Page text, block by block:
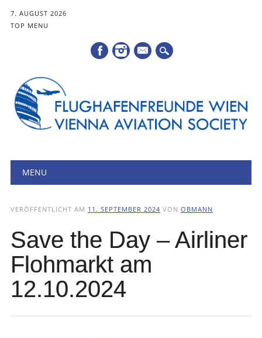
7. AUGUST 2026
TOP MENU
Mail
Hauptmenü
MENU
VERÖFFENTLICHT AM 11. SEPTEMBER 2024 VON OBMANN
Save the Day – Airliner
Flohmarkt am
12.10.2024